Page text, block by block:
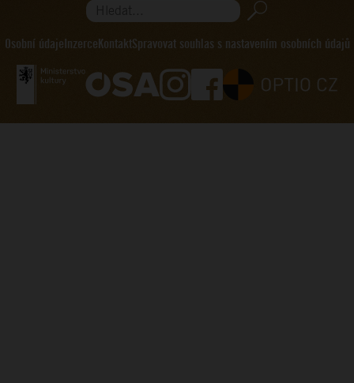
Hledat...
Osobní údaje Inzerce KontaktSpravovat souhlas s nastavením osobních údajů